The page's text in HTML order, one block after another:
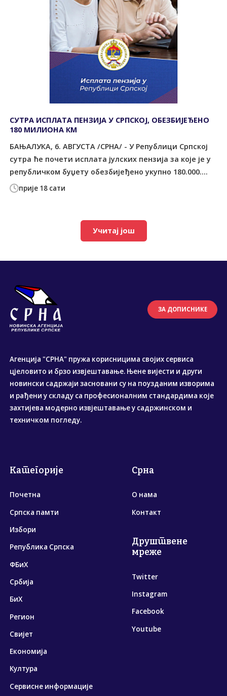
прије 18 сати
СУТРА ИСПЛАТА ПЕНЗИЈА У СРПСКОЈ, ОБЕЗБИЈЕЂЕНО
180 МИЛИОНА КМ
БАЊАЛУКА, 6. АВГУСТА /СРНА/ - У Републици Српској
сутра ће почети исплата јулских пензија за које је у
републичком буџету обезбијеђено укупно 180.000....
Учитај још
ЗА ДОПИСНИКЕ
Агенција "СРНА" пружа корисницима својих сервиса
цјеловито и брзо извјештавање. Њене вијести и други
новински садржаји засновани су на поузданим изворима
и рађени у складу са професионалним стандардима које
захтијева модерно извјештавање у садржинском и
техничком погледу.
Категорије
Почетна
Српска памти
Избори
Република Српска
ФБиХ
Србија
БиХ
Регион
Свијет
Економија
Култура
Сервисне информације
Срна
О нама
Контакт
Друштвене
мреже
Twitter
Instagram
Facebook
Youtube